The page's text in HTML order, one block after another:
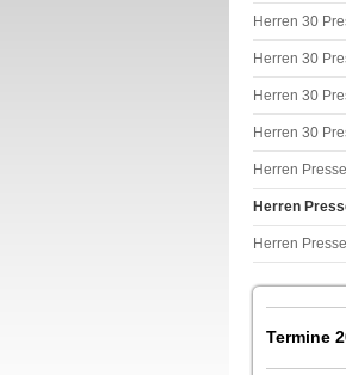
Herren 30
Herren 30
Herren 30
Herren 30
Herren
Herren
Herren
Termine